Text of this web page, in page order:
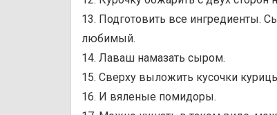
13. Подготовить все ингредиенты.
любимый.
14. Лаваш намазать сыром.
15. Сверху выложить кусочки
16. И вяленые помидоры.